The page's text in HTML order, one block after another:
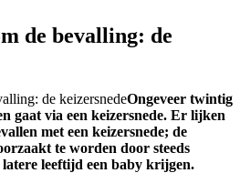
de bevalling: de
Ongeveer twintig
gaat via een keizersnede. Er lijken
met een keizersnede; de
te worden door steeds
latere leeftijd een baby krijgen.